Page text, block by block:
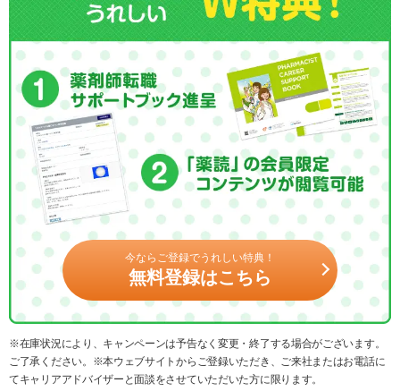
今ならご登録でうれしい特典！
無料登録はこちら
※在庫状況により、キャンペーンは予告なく変更・終了する場合がございます。
ご了承ください。※本ウェブサイトからご登録いただき、ご来社またはお電話に
てキャリアアドバイザーと面談をさせていただいた方に限ります。